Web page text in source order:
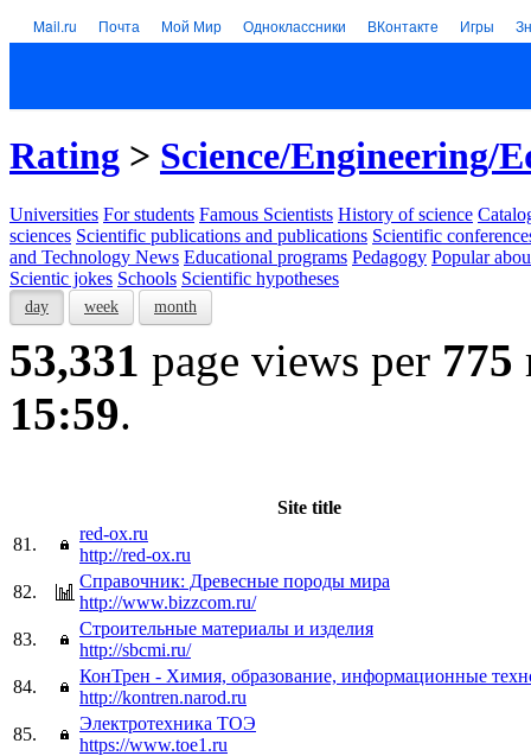
Mail.ru Почта Мой Мир Одноклассники ВКонтакте Игры
Rating > Science/Engineering/
Universities For students Famous Scientists History of science
sciences Scientific publications and publications Scientific
and Technology News Educational programs Pedagogy Popular
Scientic jokes Schools Scientific hypotheses
day week month
53,331 page views per 775
15:59.
Site title
81.
red-ox.ru
http://red-ox.ru
82.
Справочник: Древесные породы мира
http://www.bizzcom.ru/
83.
Строительные материалы и изделия
http://sbcmi.ru/
84.
КонТрен - Химия, образование, информационные
http://kontren.narod.ru
85.
Электротехника ТОЭ
https://www.toe1.ru